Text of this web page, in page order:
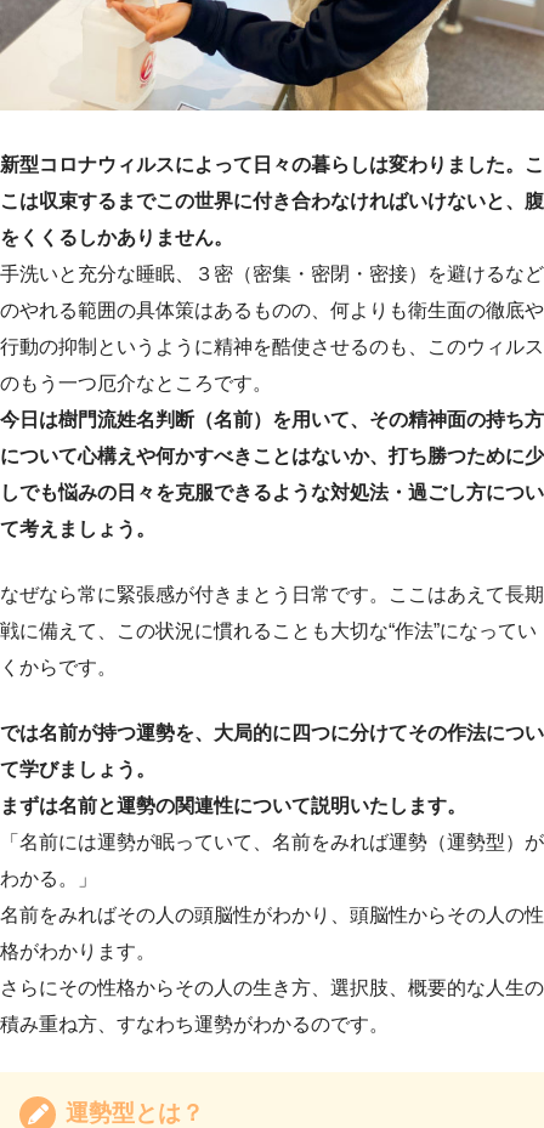
新型コロナウィルスによって日々の暮らしは変わりました。こ
こは収束するまでこの世界に付き合わなければいけないと、腹
をくくるしかありません。
手洗いと充分な睡眠、３密（密集・密閉・密接）を避けるなど
のやれる範囲の具体策はあるものの、何よりも衛生面の徹底や
行動の抑制というように精神を酷使させるのも、このウィルス
のもう一つ厄介なところです。
今日は樹門流姓名判断（名前）を用いて、その精神面の持ち方
について心構えや何かすべきことはないか、打ち勝つために少
しでも悩みの日々を克服できるような対処法・過ごし方につい
て考えましょう。
なぜなら常に緊張感が付きまとう日常です。ここはあえて長期
戦に備えて、この状況に慣れることも大切な“作法”になってい
くからです。
では名前が持つ運勢を、大局的に四つに分けてその作法につい
て学びましょう。
まずは名前と運勢の関連性について説明いたします。
「名前には運勢が眠っていて、名前をみれば運勢（運勢型）が
わかる。」
名前をみればその人の頭脳性がわかり、頭脳性からその人の性
格がわかります。
さらにその性格からその人の生き方、選択肢、概要的な人生の
積み重ね方、すなわち運勢がわかるのです。
運勢型とは？